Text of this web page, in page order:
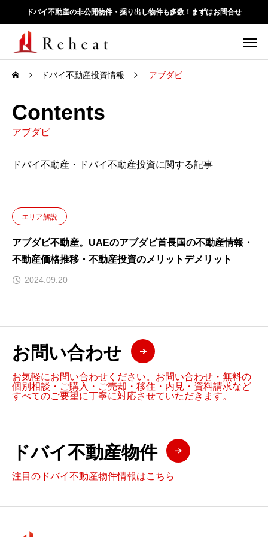
ドバイ不動産の非公開物件・掘り出し物件も多数！まずはお問合せ
ドバイ不動産投資情報 アブダビ
Contents
アブダビ
ドバイ不動産・ドバイ不動産投資に関する記事
エリア解説
アブダビ不動産。UAEのアブダビ首長国の不動産情報・
不動産価格推移・不動産投資のメリットデメリット
2024.09.20
お問い合わせ
お気軽にお問い合わせください。お問い合わせ・無料の
個別相談・ご購入・ご売却・移住・内見・資料請求など
すべてのご要望に丁寧に対応させていただきます。
ドバイ不動産物件
注目のドバイ不動産物件情報はこちら